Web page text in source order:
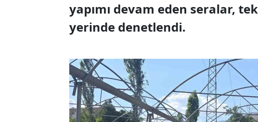
yapımı devam eden seralar,
yerinde denetlendi.